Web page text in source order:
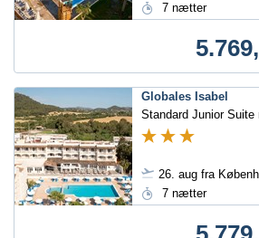
7 nætter
Globales Isabel
Standard Junior
26. aug fra
7 nætter